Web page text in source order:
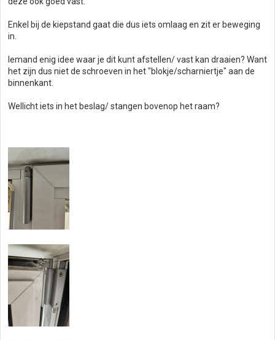
Enkel bij de kiepstand gaat die dus iets omlaag en zit er beweging
in.
Iemand enig idee waar je dit kunt afstellen/ vast kan draaien? Want
het zijn dus niet de schroeven in het "blokje/scharniertje" aan de
binnenkant.
Wellicht iets in het beslag/ stangen bovenop het raam?